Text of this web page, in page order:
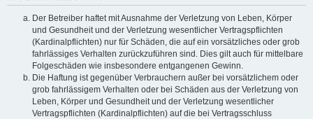
Der Betreiber haftet mit Ausnahme der Verletzung von Leben, Körper
und Gesundheit und der Verletzung wesentlicher Vertragspflichten
(Kardinalpflichten) nur für Schäden, die auf ein vorsätzliches oder grob
fahrlässiges Verhalten zurückzuführen sind. Dies gilt auch für mittelbare
Folgeschäden wie insbesondere entgangenen Gewinn.
Die Haftung ist gegenüber Verbrauchern außer bei vorsätzlichem oder
grob fahrlässigem Verhalten oder bei Schäden aus der Verletzung von
Leben, Körper und Gesundheit und der Verletzung wesentlicher
Vertragspflichten (Kardinalpflichten) auf die bei Vertragsschluss